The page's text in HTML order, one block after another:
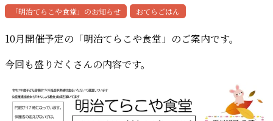
097-521-2585
「明治てらこや食堂」のお知らせ おてらごはん
10月開催予定の「明治てらこや食堂」のご案内です。
今回も盛りだくさんの内容です。